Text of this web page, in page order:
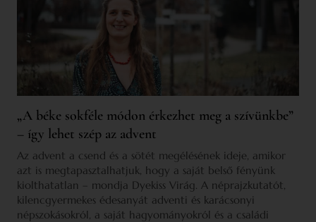
„A béke sokféle módon érkezhet meg a szívünkbe”
– így lehet szép az advent
Az advent a csend és a sötét megélésének ideje, amikor
azt is megtapasztalhatjuk, hogy a saját belső fényünk
kiolthatatlan – mondja Dyekiss Virág. A néprajzkutatót,
kilencgyermekes édesanyát adventi és karácsonyi
népszokásokról, a saját hagyományokról és a családi